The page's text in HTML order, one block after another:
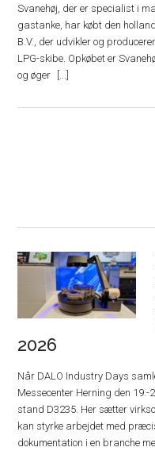
Svanehøj, der er specialist i
gastanke, har købt den
B.V., der udvikler og
LPG-skibe. Opkøbet er
og øger
2026
Når DALO Industry Days
Messecenter Herning den
stand D3235. Her sætter
kan styrke arbejdet med
dokumentation i en branche